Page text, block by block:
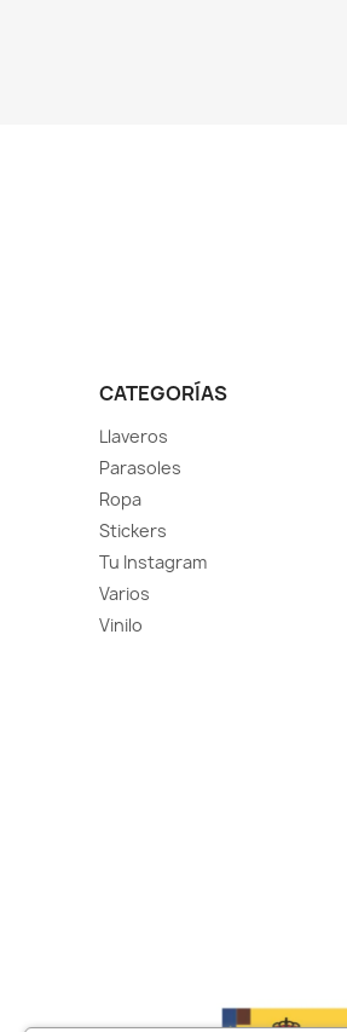
CATEGORÍAS
Llaveros
Parasoles
Ropa
Stickers
Tu Instagram
Varios
Vinilo